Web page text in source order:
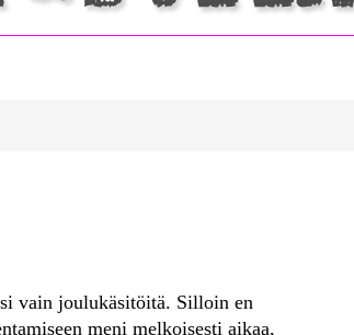
vain joulukäsitöitä. Silloin en
meni melkoisesti aikaa,